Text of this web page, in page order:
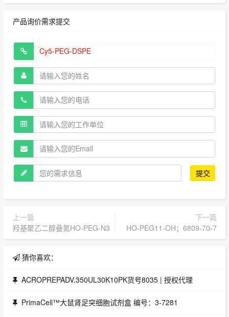
产品询价需求提交
提交
上一篇
羟基聚乙二醇叠氮HO-PEG-N3
下一篇
HO-PEG11-OH；6809-70-7
猜你喜欢：
ACROPREPADV.350UL30K10PK货号8035 | 授权代理
PrimaCell™大鼠肾足突细胞试剂盒 编号：3-7281